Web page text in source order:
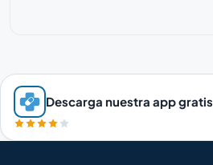
Descarga nuestra app gratis